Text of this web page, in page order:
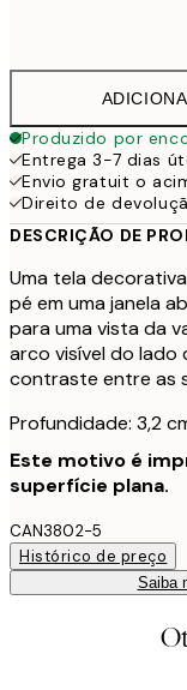
Produzido por
Entrega 3-7 dias
Envio gratuit o
Direito de
DESCRIÇÃO DE
Uma tela
pé em uma janela
para uma vista da
arco visível do lado
contraste entre as
Profundidade: 3,2
Este motivo é
superfície plana.
CAN3802-5
Histórico de preço
Saiba